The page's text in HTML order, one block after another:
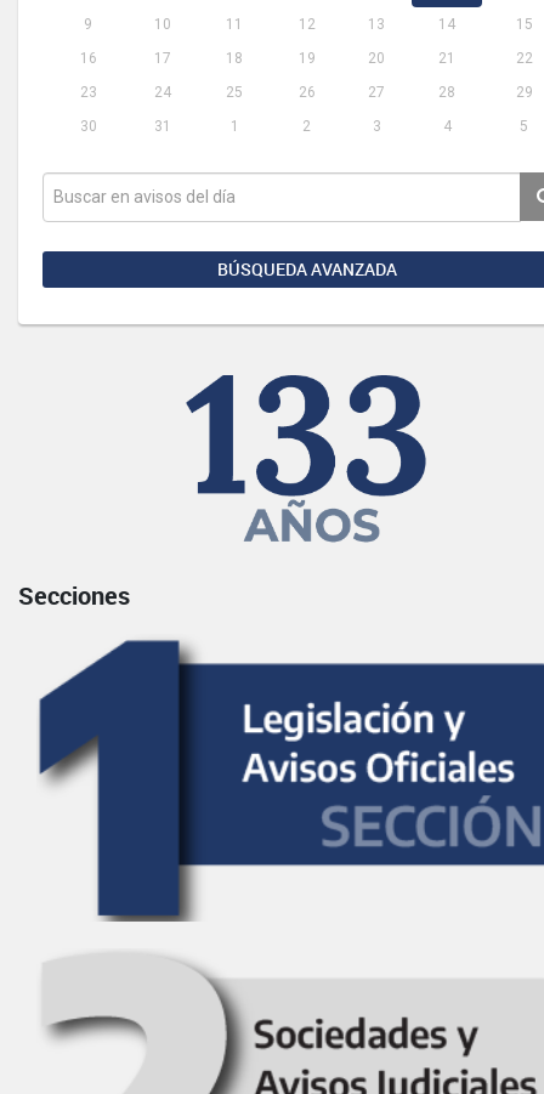
9
10 11 12 13 14
15
16
17 18 19 20 21
22
23
24 25 26 27 28
29
30
31 1 2 3 4 5
BÚSQUEDA AVANZADA
Secciones